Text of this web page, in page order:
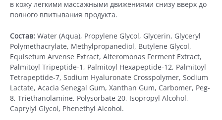
в кожу легкими массажными движениями снизу вверх до
полного впитывания продукта.
Состав: Water (Aqua), Propylene Glycol, Glycerin, Glyceryl
Polymethacrylate, Methylpropanediol, Butylene Glycol,
Equisetum Arvense Extract, Alteromonas Ferment Extract,
Palmitoyl Tripeptide-1, Palmitoyl Hexapeptide-12, Palmitoyl
Tetrapeptide-7, Sodium Hyaluronate Crosspolymer, Sodium
Lactate, Acacia Senegal Gum, Xanthan Gum, Carbomer, Peg-
8, Triethanolamine, Polysorbate 20, Isopropyl Alcohol,
Caprylyl Glycol, Phenethyl Alcohol.